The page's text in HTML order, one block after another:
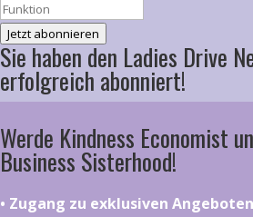
Jetzt abonnieren
Sie haben den Ladies Drive
erfolgreich abonniert!
Werde Kindness Economist
Business Sisterhood!
•⁠ ⁠⁠Zugang zu exklusiven